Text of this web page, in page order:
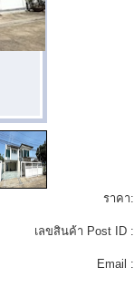
ราคา:
เลขสินค้า Post ID :
Email :